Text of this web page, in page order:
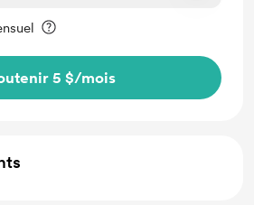
5 $/mois